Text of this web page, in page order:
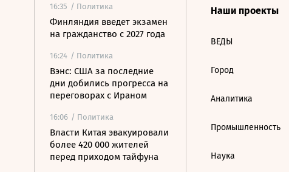
16:35 / Политика
Финляндия введет экзамен
на гражданство с 2027 года
16:24 / Политика
Вэнс: США за последние
дни добились прогресса на
переговорах с Ираном
16:06 / Политика
Власти Китая эвакуировали
более 420 000 жителей
перед приходом тайфуна
Наши проекты
ВЕДЫ
Город
Аналитика
Промышленность
Наука